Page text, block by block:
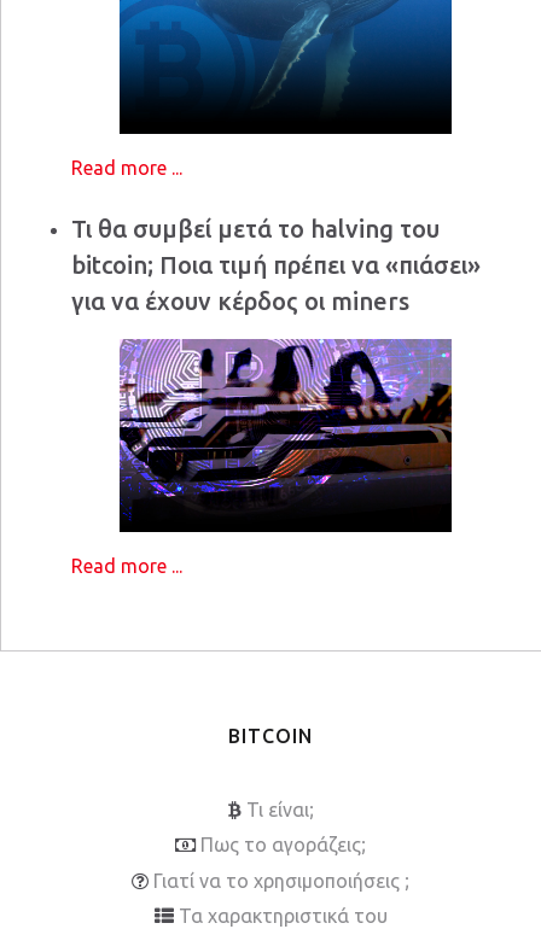
Read more ...
Τι θα συμβεί μετά το halving του
bitcoin; Ποια τιμή πρέπει να «πιάσει»
για να έχουν κέρδος οι miners
Read more ...
BITCOIN
Τι είναι;
Πως το αγοράζεις;
Γιατί να το χρησιμοποιήσεις ;
Τα χαρακτηριστικά του